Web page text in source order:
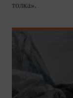
толка».